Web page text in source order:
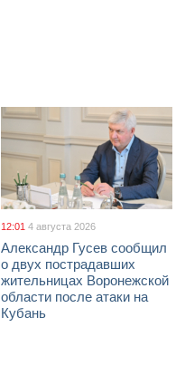
12:01 4 августа 2026
Александр Гусев сообщил
о двух пострадавших
жительницах Воронежской
области после атаки на
Кубань